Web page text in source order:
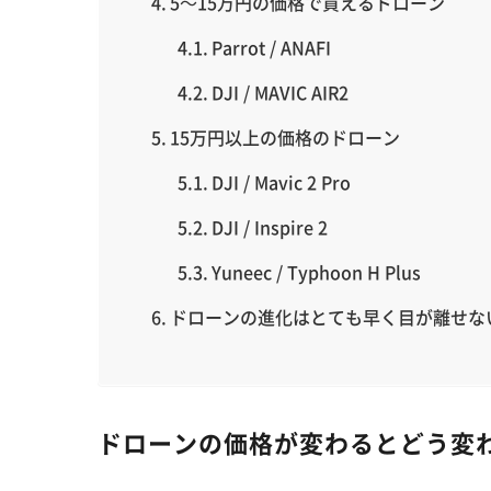
Parrot / ANAFI
DJI / MAVIC AIR2
15万円以上の価格のドローン
DJI / Mavic 2 Pro
DJI / Inspire 2
Yuneec / Typhoon H Plus
ドローンの進化はとても早く目が離せな
ドローンの価格が変わるとどう変